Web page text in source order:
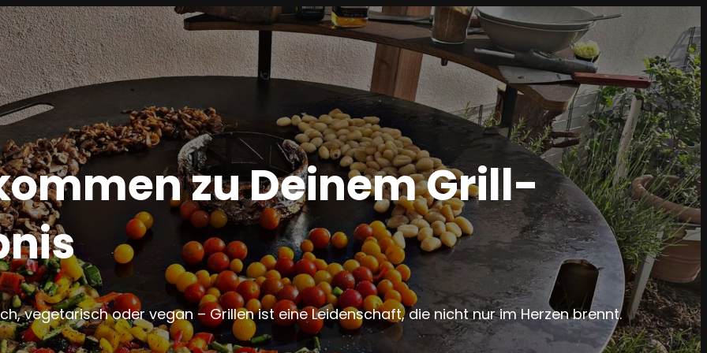
zu Deinem Grill-
vegetarisch oder vegan – Grillen ist eine Leidenschaft, die nicht nur im Herzen brennt.